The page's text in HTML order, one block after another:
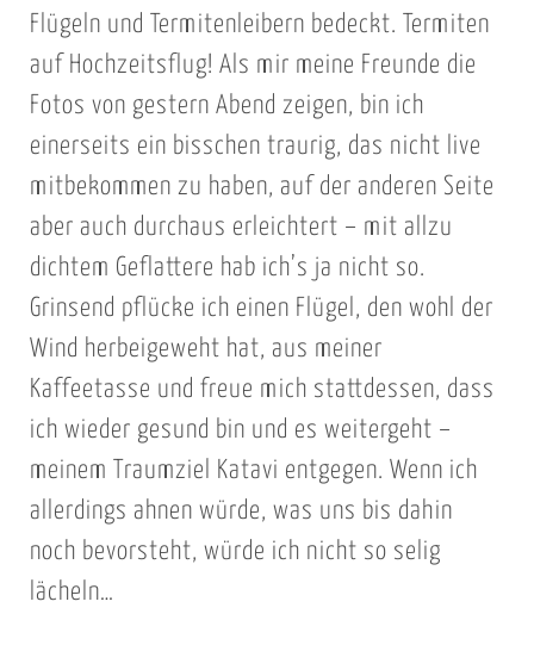
Flügeln und Termitenleibern bedeckt. Termiten
auf Hochzeitsflug! Als mir meine Freunde die
Fotos von gestern Abend zeigen, bin ich
einerseits ein bisschen traurig, das nicht live
mitbekommen zu haben, auf der anderen Seite
aber auch durchaus erleichtert – mit allzu
dichtem Geflattere hab ich’s ja nicht so.
Grinsend pflücke ich einen Flügel, den wohl der
Wind herbeigeweht hat, aus meiner
Kaffeetasse und freue mich stattdessen, dass
ich wieder gesund bin und es weitergeht –
meinem Traumziel Katavi entgegen. Wenn ich
allerdings ahnen würde, was uns bis dahin
noch bevorsteht, würde ich nicht so selig
lächeln…